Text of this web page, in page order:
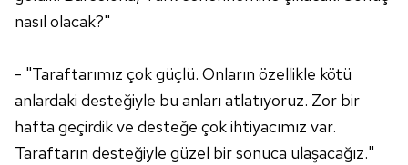
Çerezlere ilişkin tercihlerinizi aşağıda yer alan panel
için Ayarlar butonuna tıklayabilir,Çerez Bilgilendirme
ziyaret edebilirsiniz.
6698 sayılı Kişisel Verilerin Korunması Kanunu uyarınca
hazırlanmış Aydınlatma Metnimizi okumak ve sitemizde
nasıl olacak?"
- "Taraftarımız çok güçlü. Onların özellikle kötü
anlardaki desteğiyle bu anları atlatıyoruz. Zor bir
hafta geçirdik ve desteğe çok ihtiyacımız var.
Taraftarın desteğiyle güzel bir sonuca ulaşacağız."